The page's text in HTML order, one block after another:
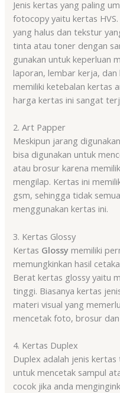
Jenis kertas yang paling
fotocopy yaitu kertas
yang halus dan tekstur
tinta atau toner dengan
gunakan untuk keperluan
laporan, lembar kerja, dan
memiliki ketebalan kertas
harga kertas ini sangat
2. Art Papper
Meskipun jarang
bisa digunakan untuk
atau brosur karena
mengilap. Kertas ini
gsm, sehingga tidak
menggunakan kertas ini.
3. Kertas Glossy
Kertas Glossy memiliki
memungkinkan hasil
Berat kertas glossy yaitu
tinggi. Biasanya kertas
materi visual yang
mencetak foto, brosur
4. Kertas Duplex
Duplex adalah jenis
untuk mencetak sampul
cocok jika anda